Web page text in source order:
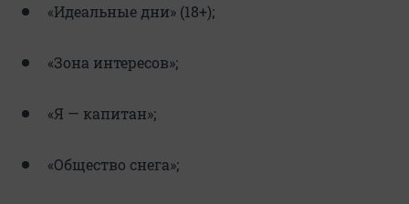
«Идеальные дни» (18+);
«Зона интересов»;
«Я — капитан»;
«Общество снега»;